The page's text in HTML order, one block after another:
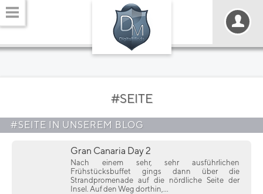
#SEITE
#SEITE IN UNSEREM BLOG
Gran Canaria Day 2
Nach einem sehr, sehr ausführlichen
Frühstücksbuffet gings dann über die
Strandpromenade auf die nördliche Seite der
Insel. Auf den Weg dorthin,...